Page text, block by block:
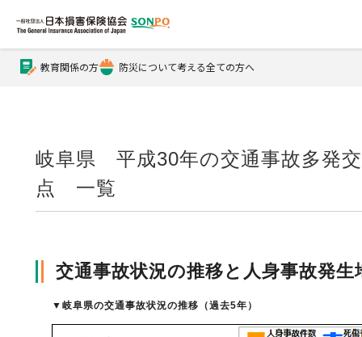
公式Xアカウント
損害保険とは？
損害保険とは？トップ
協会の活動・概要
教育関係の方 防災について考える全ての方へ
岐阜県 平成30年の交通事故多発
点 一覧
交通事故状況の推移と人身事故発生
▼ 岐阜県の交通事故状況の推移（過去5年）